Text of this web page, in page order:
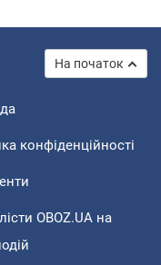
На початок
конфіденційності
OBOZ.UA на